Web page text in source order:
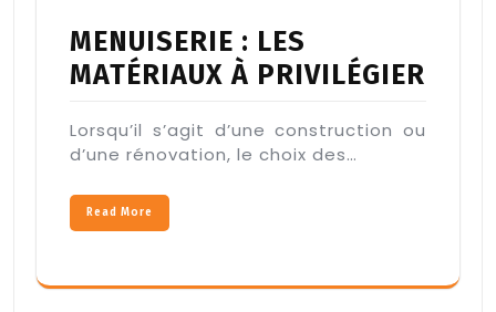
MENUISERIE : LES
MATÉRIAUX À PRIVILÉGIER
Lorsqu’il s’agit d’une construction ou
d’une rénovation, le choix des…
Read More